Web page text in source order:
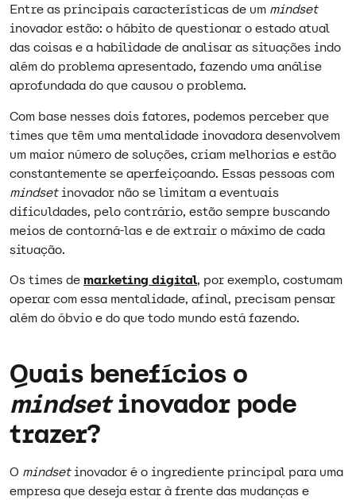
Entre as principais características de um mindset
inovador estão: o hábito de questionar o estado atual
das coisas e a habilidade de analisar as situações indo
além do problema apresentado, fazendo uma análise
aprofundada do que causou o problema.
Com base nesses dois fatores, podemos perceber que
times que têm uma mentalidade inovadora desenvolvem
um maior número de soluções, criam melhorias e estão
constantemente se aperfeiçoando. Essas pessoas com
mindsetinovador não se limitam a eventuais
dificuldades, pelo contrário, estão sempre buscando
meios de contorná-las e de extrair o máximo de cada
situação.
Os times demarketing digital, por exemplo, costumam
operar com essa mentalidade, afinal, precisam pensar
além do óbvio e do que todo mundo está fazendo.
Quais benefícios o
mindsetinovador pode
trazer?
O mindsetinovador é o ingrediente principal para uma
empresa que deseja estar à frente das mudanças e